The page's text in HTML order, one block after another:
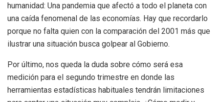
humanidad: Una pandemia que afectó a todo el planeta con
una caída fenomenal de las economías. Hay que recordarlo
porque no falta quien con la comparación del 2001 más que
ilustrar una situación busca golpear al Gobierno.
Por último, nos queda la duda sobre cómo será esa
medición para el segundo trimestre en donde las
herramientas estadísticas habituales tendrán limitaciones